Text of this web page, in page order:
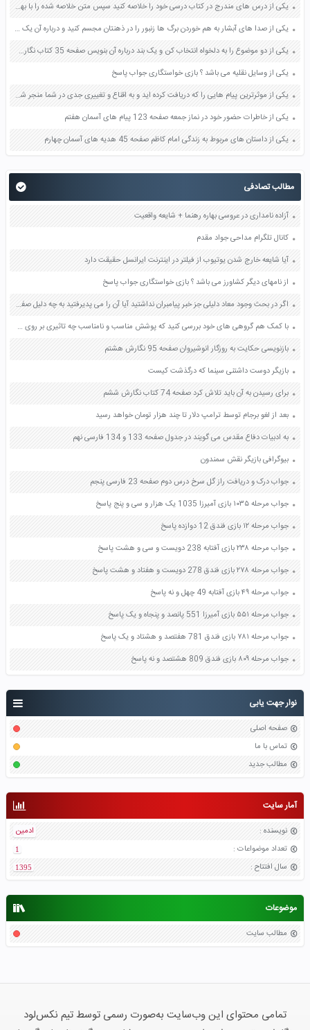
نوار جهت یابی
صفحه اصلی
تماس با ما
مطالب جدید
آمار سایت
نویسنده :
ادمین
تعداد موضواعات :
1
سال افتتاح :
1395
موضوعات
مطالب سایت
یکی از درس های مندرج در کتاب درسی خود را خلاصه کنید سپس متن خلاصه شده را با بهره گیری از روش های دسته بندی نمودار جدول نقشه مفهومی نشان دهید صفحه 118 نگارش یازدهم
یکی از صدا های آبشار به هم خوردن برگ ها زنبور را در ذهنتان مجسم کنید و درباره آن یک بند بنویسید صفحه 11 نگارش پنجم
یکی از دو موضوع را به دلخواه انتخاب کن و یک بند درباره آن بنویس صفحه 35 کتاب نگارش فارسی سوم
یکی از وسایل نقلیه می باشد ؟ بازی خواستگاری جواب پاسخ
یکی از موثرترین پیام هایی را که دریافت کرده اید و به اقناع و تغییری جدی در شما منجر شده است برسی کنید و علت این تاثیر گذاری قابل توجه را بنویسید صفحه 52 تفکر و سواد رسانه ای دهم
یکی از خاطرات حضور خود در نماز جمعه صفحه 123 پیام های آسمان هفتم
یکی از داستان های مربوط به زندگی امام کاظم صفحه 45 هدیه های آسمان چهارم
مطالب تصادفی
آزاده نامداری در عروسی بهاره رهنما + شایعه واقعیت
کانال تلگرام مداحی جواد مقدم
آیا شایعه خارج شدن یوتیوب از فیلتر در اینترنت ایرانسل حقیقت دارد
از نامهای دیگر کشاورز می باشد ؟ بازی خواستگاری جواب پاسخ
اگر در بحث وجود معاد دلیلی جز خبر پیامبران نداشتید آیا آن را می پدیرفتید به چه دلیل صفحه 60 دین و زندگی دهم
با کمک هم گروهی های خود بررسی کنید که پوشش مناسب و نامناسب چه تاثیری بر روی خود فرد و نیز اجتماع دارد صفحه 70 پیام های آسمان هشتم
بازنویسی حکایت به روزگار انوشیروان صفحه 95 نگارش هشتم
بازیگر دوست داشتنی سینما که درگذشت کیست
برای رسیدن به آن باید تلاش کرد صفحه 74 کتاب نگارش ششم
بعد از لغو برجام توسط ترامپ دلار تا چند هزار تومان خواهد رسید
به ادبیات دفاع مقدس می گویند در جدول صفحه 133 و 134 فارسی نهم
بیوگرافی بازیگر نقش سمندون
جواب درک و دریافت راز گل سرخ درس دوم صفحه 23 فارسی پنجم
جواب مرحله ۱۰۳۵ بازی آمیرزا 1035 یک هزار و سی و پنج پاسخ
جواب مرحله ۱۲ بازی فندق 12 دوازده پاسخ
جواب مرحله ۲۳۸ بازی آفتابه 238 دویست و سی و هشت پاسخ
جواب مرحله ۲۷۸ بازی فندق 278 دویست و هفتاد و هشت پاسخ
جواب مرحله ۴۹ بازی آفتابه 49 چهل و نه پاسخ
جواب مرحله ۵۵۱ بازی آمیرزا 551 پانصد و پنجاه و یک پاسخ
جواب مرحله ۷۸۱ بازی فندق 781 هفتصد و هشتاد و یک پاسخ
جواب مرحله ۸۰۹ بازی فندق 809 هشتصد و نه پاسخ
تمامی محتوای این وب‌سایت به‌صورت رسمی توسط تیم نکس‌لود